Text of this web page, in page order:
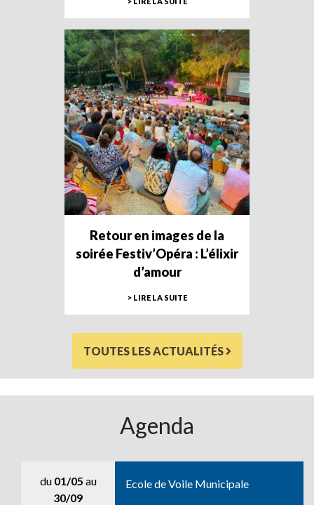
Retour en images de la
soirée Festiv’Opéra : L’élixir
d’amour
> LIRE LA SUITE
TOUTES LES ACTUALITÉS
Agenda
du 01/05 au
30/09
Ecole de Voile Municipale